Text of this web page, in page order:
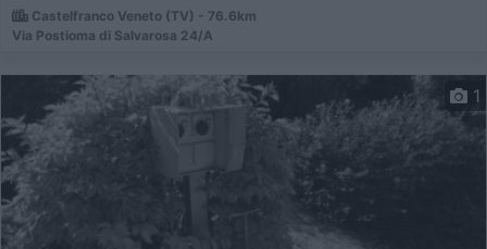
Castelfranco Veneto (TV) - 76.6km
Via Postioma di Salvarosa 24/A
1